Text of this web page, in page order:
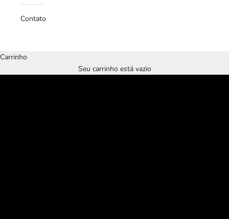
Contato
Carrinho
Seu carrinho está vazio